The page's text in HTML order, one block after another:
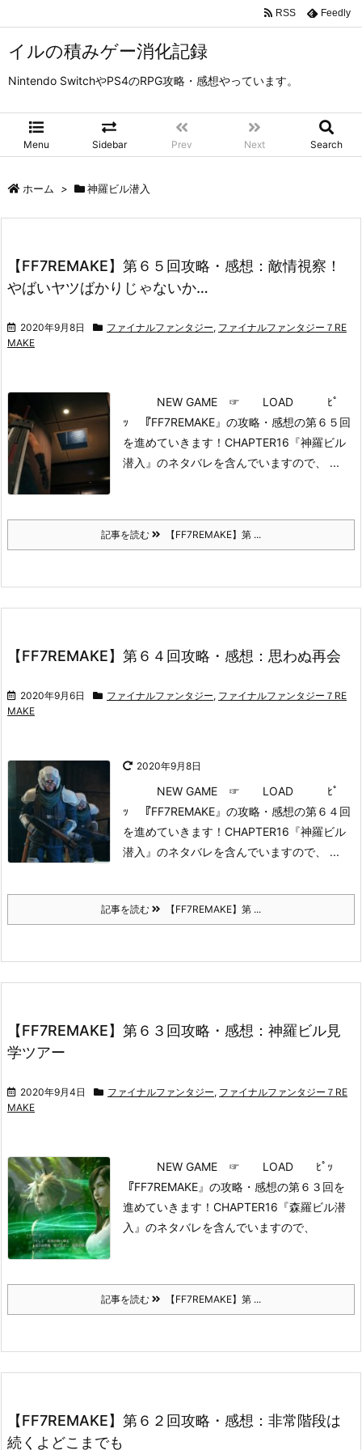
イルの積みゲー消化記録
Nintendo SwitchやPS4のRPG攻略・感想やっています。
Menu Sidebar Prev Next Search
RSS Feedly
ホーム > 神羅ビル潜入
【FF7REMAKE】第６５回攻略・感想：敵情視察！
やばいヤツばかりじゃないか…
2020年9月8日 ファイナルファンタジー, ファイナルファンタジー７RE
MAKE
NEW GAME ☞ LOAD ﾋﾟ
ｯ
『FF7REMAKE』の攻略・感想の第６５回
を進めていきます！ CHAPTER16『神羅ビル
潜入』のネタバレを含んでいますので、 ...
記事を読む 【FF7REMAKE】第 ...
【FF7REMAKE】第６４回攻略・感想：思わぬ再会
2020年9月6日 ファイナルファンタジー, ファイナルファンタジー７RE
MAKE
2020年9月8日
NEW GAME ☞ LOAD ﾋﾟ
ｯ
『FF7REMAKE』の攻略・感想の第６４回
を進めていきます！ CHAPTER16『神羅ビル
潜入』のネタバレを含んでいますので、 ...
記事を読む 【FF7REMAKE】第 ...
【FF7REMAKE】第６３回攻略・感想：神羅ビル見
学ツアー
2020年9月4日 ファイナルファンタジー, ファイナルファンタジー７RE
MAKE
NEW GAME ☞ LOAD ﾋﾟｯ
『FF7REMAKE』の攻略・感想の第６３回を
進めていきます！ CHAPTER16『森羅ビル潜
入』のネタバレを含んでいますので、
記事を読む 【FF7REMAKE】第 ...
【FF7REMAKE】第６２回攻略・感想：非常階段は
続くよどこまでも